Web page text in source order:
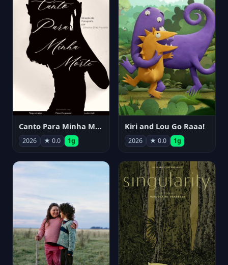
Canto Para Minha Morte
2026 ★ 0.0 1g
Kiri and Lou Go Raaa!
2026 ★ 0.0 1g